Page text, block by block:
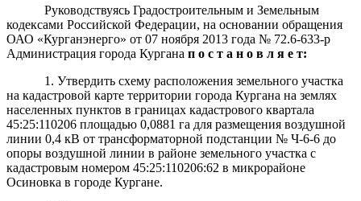
Руководствуясь Градостроительным и Земельным
кодексами Российской Федерации, на основании обращения
ОАО «Курганэнерго» от 07 ноября 2013 года № 72.6-633-р
Администрация города Кургана п о с т а н о в л я е т:
1. Утвердить схему расположения земельного участка
на кадастровой карте территории города Кургана на землях
населенных пунктов в границах кадастрового квартала
45:25:110206 площадью 0,0881 га для размещения воздушной
линии 0,4 кВ от трансформаторной подстанции № Ч-6-6 до
опоры воздушной линии в районе земельного участка с
кадастровым номером 45:25:110206:62 в микрорайоне
Осиновка в городе Кургане.